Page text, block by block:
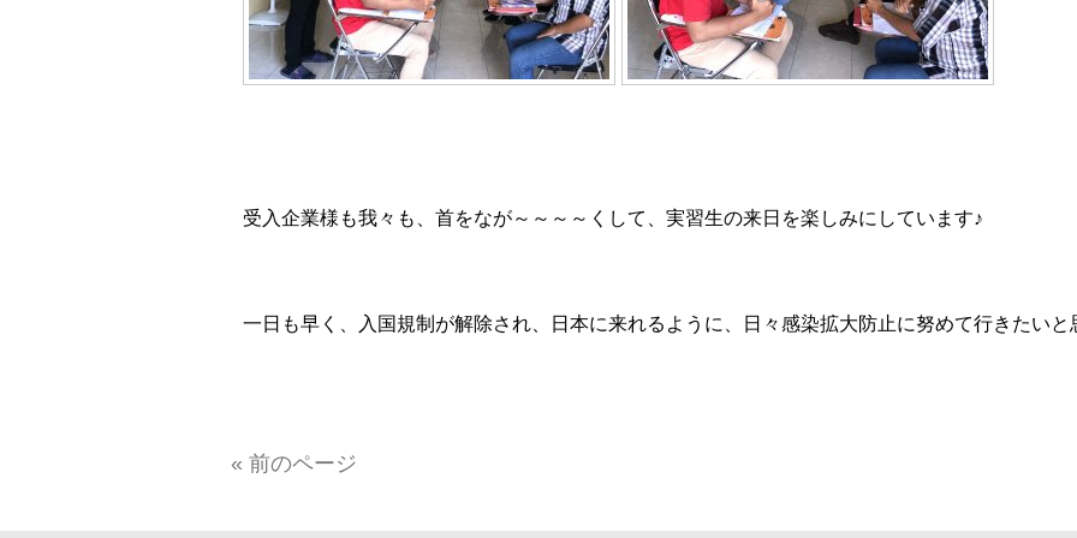
受入企業様も我々も、首をなが～～～～ くして、実習生の来日を楽しみにしています♪
一日も早く、入国規制が解除され、日本に来れるように、日々感染拡大防止に努めて行きたいと
« 前のページ